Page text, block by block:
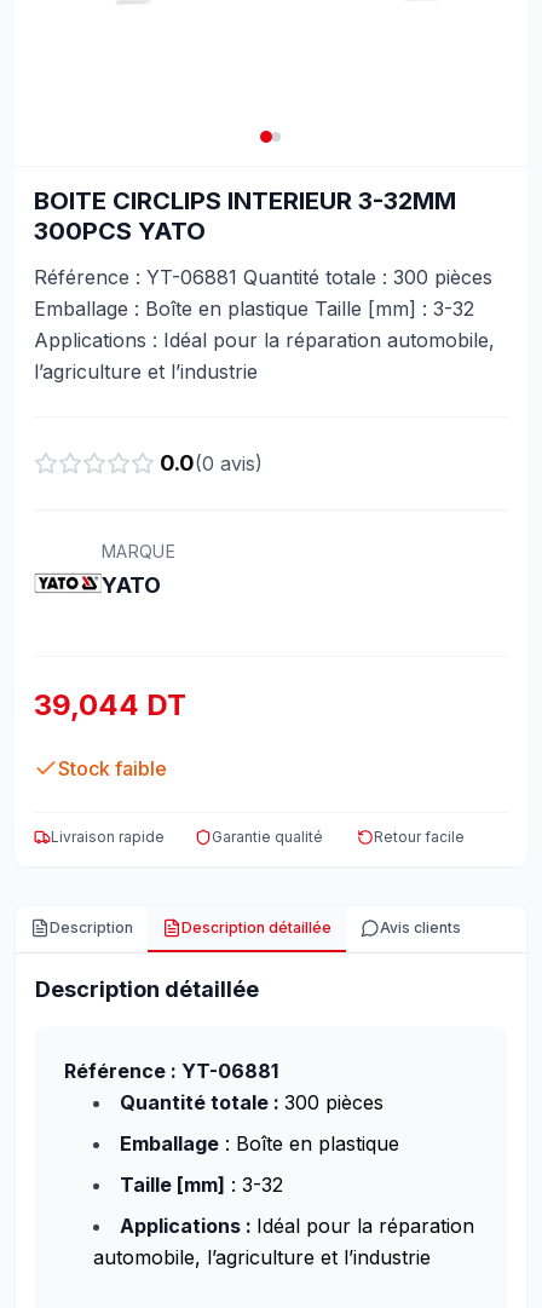
BOITE CIRCLIPS INTERIEUR 3-32MM
300PCS YATO
Référence : YT-06881 Quantité totale : 300 pièces
Emballage : Boîte en plastique Taille [mm] : 3-32
Applications : Idéal pour la réparation automobile,
l’agriculture et l’industrie
0.0(0 avis)
MARQUE
YATO
39,044 DT
Stock faible
Livraison rapide Garantie qualité Retour facile
Description Description détaillée Avis clients
Description détaillée
Référence : YT-06881
Quantité totale : 300 pièces
Emballage : Boîte en plastique
Taille [mm] : 3-32
Applications : Idéal pour la réparation
automobile, l’agriculture et l’industrie